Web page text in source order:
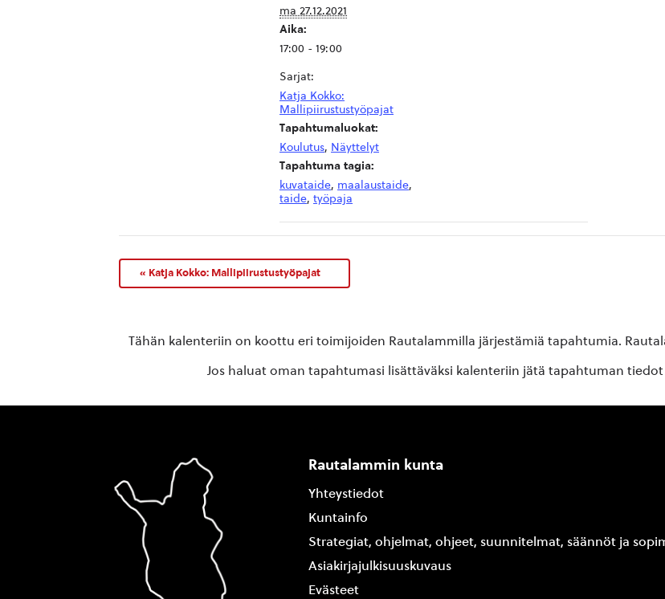
ma 27.12.2021
Aika:
17:00 - 19:00
Sarjat:
Katja Kokko:
Mallipiirustustyöpajat
Tapahtumaluokat:
Koulutus, Näyttelyt
Tapahtuma tagia:
kuvataide, maalaustaide,
taide, työpaja
« Katja Kokko: Mallipiirustustyöpajat
Tähän kalenteriin on koottu eri toimijoiden Rautalammilla järjestämiä tapahtumia.
Jos haluat oman tapahtumasi lisättäväksi kalenteriin jätä tapahtuman tiedot
Rautalammin kunta
Yhteystiedot
Kuntainfo
Strategiat, ohjelmat, ohjeet, suunnitelmat, säännöt ja
Asiakirjajulkisuuskuvaus
Evästeet